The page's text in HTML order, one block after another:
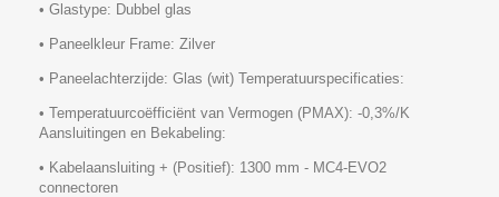
• Glastype: Dubbel glas
• Paneelkleur Frame: Zilver
• Paneelachterzijde: Glas (wit) Temperatuurspecificaties:
• Temperatuurcoëfficiënt van Vermogen (PMAX): -0,3%/K
Aansluitingen en Bekabeling:
• Kabelaansluiting + (Positief): 1300 mm - MC4-EVO2
connectoren